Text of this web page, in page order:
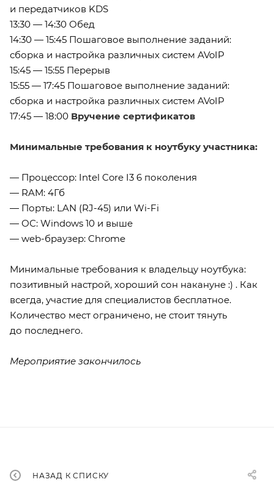
и передатчиков KDS
13:30 — 14:30 Обед
14:30 — 15:45 Пошаговое выполнение заданий:
сборка и настройка различных систем AVoIP
15:45 — 15:55 Перерыв
15:55 — 17:45 Пошаговое выполнение заданий:
сборка и настройка различных систем AVoIP
17:45 — 18:00 Вручение сертификатов
Минимальные требования к ноутбуку участника:
— Процессор: Intel Core I3 6 поколения
— RAM: 4Гб
— Порты: LAN (RJ-45) или Wi-Fi
— ОС: Windows 10 и выше
— web-браузер: Chrome
Минимальные требования к владельцу ноутбука:
позитивный настрой, хороший сон накануне :) . Как
всегда, участие для специалистов бесплатное.
Количество мест ограничено, не стоит тянуть
до последнего.
Мероприятие закончилось
НАЗАД К СПИСКУ